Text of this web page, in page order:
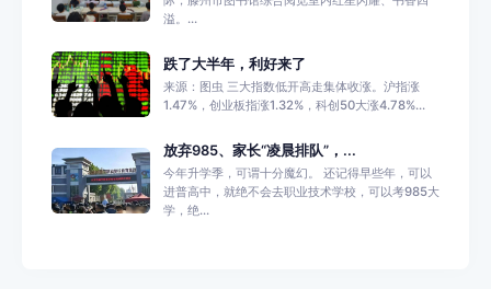
溢。...
跌了大半年，利好来了
来源：图虫 三大指数低开高走集体收涨。沪指涨
1.47%，创业板指涨1.32%，科创50大涨4.78%...
放弃985、家长“凌晨排队”，...
今年升学季，可谓十分魔幻。 还记得早些年，可以
进普高中，就绝不会去职业技术学校，可以考985大
学，绝...